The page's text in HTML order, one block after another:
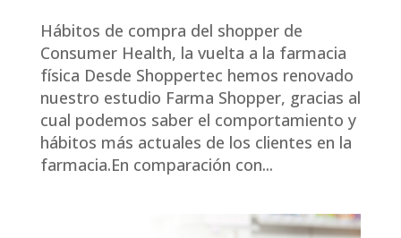
Hábitos de compra del shopper de
Consumer Health, la vuelta a la farmacia
física Desde Shoppertec hemos renovado
nuestro estudio Farma Shopper, gracias al
cual podemos saber el comportamiento y
hábitos más actuales de los clientes en la
farmacia.En comparación con...